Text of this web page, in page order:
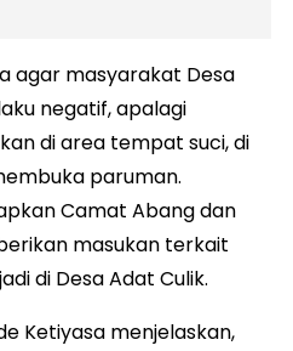
agar masyarakat Desa
negatif, apalagi
di area tempat suci, di
paruman.
Camat Abang dan
masukan terkait
di Desa Adat Culik.
Ketiyasa menjelaskan,